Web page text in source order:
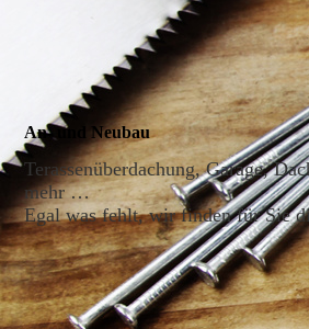
An- und Neubau
Terassenüberdachung, Garage,
mehr …
Egal was fehlt, wir finden für Sie